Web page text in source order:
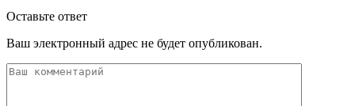
Оставьте ответ
Ваш электронный адрес не будет опубликован.